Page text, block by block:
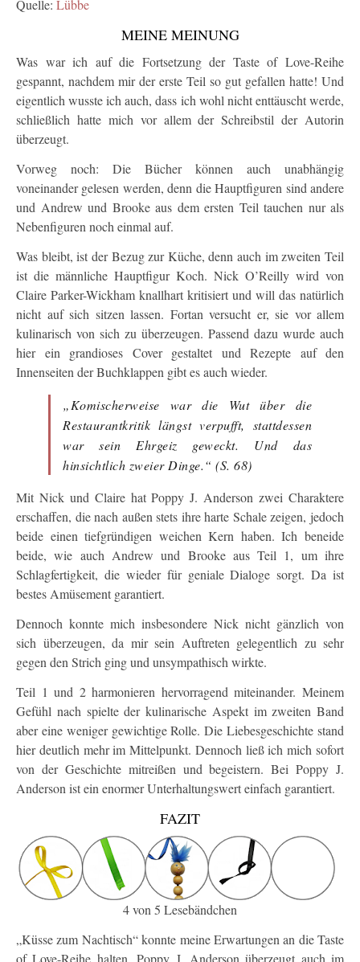
Quelle: Lübbe
MEINE MEINUNG
Was war ich auf die Fortsetzung der Taste of Love-Reihe
gespannt, nachdem mir der erste Teil so gut gefallen hatte! Und
eigentlich wusste ich auch, dass ich wohl nicht enttäuscht werde,
schließlich hatte mich vor allem der Schreibstil der Autorin
überzeugt.
Vorweg noch: Die Bücher können auch unabhängig
voneinander gelesen werden, denn die Hauptfiguren sind andere
und Andrew und Brooke aus dem ersten Teil tauchen nur als
Nebenfiguren noch einmal auf.
Was bleibt, ist der Bezug zur Küche, denn auch im zweiten Teil
ist die männliche Hauptfigur Koch. Nick O’Reilly wird von
Claire Parker-Wickham knallhart kritisiert und will das natürlich
nicht auf sich sitzen lassen. Fortan versucht er, sie vor allem
kulinarisch von sich zu überzeugen. Passend dazu wurde auch
hier ein grandioses Cover gestaltet und Rezepte auf den
Innenseiten der Buchklappen gibt es auch wieder.
„Komischerweise war die Wut über die
Restaurantkritik längst verpufft, stattdessen
war sein Ehrgeiz geweckt. Und das
hinsichtlich zweier Dinge.“ (S. 68)
Mit Nick und Claire hat Poppy J. Anderson zwei Charaktere
erschaffen, die nach außen stets ihre harte Schale zeigen, jedoch
beide einen tiefgründigen weichen Kern haben. Ich beneide
beide, wie auch Andrew und Brooke aus Teil 1, um ihre
Schlagfertigkeit, die wieder für geniale Dialoge sorgt. Da ist
bestes Amüsement garantiert.
Dennoch konnte mich insbesondere Nick nicht gänzlich von
sich überzeugen, da mir sein Auftreten gelegentlich zu sehr
gegen den Strich ging und unsympathisch wirkte.
Teil 1 und 2 harmonieren hervorragend miteinander. Meinem
Gefühl nach spielte der kulinarische Aspekt im zweiten Band
aber eine weniger gewichtige Rolle. Die Liebesgeschichte stand
hier deutlich mehr im Mittelpunkt. Dennoch ließ ich mich sofort
von der Geschichte mitreißen und begeistern. Bei Poppy J.
Anderson ist ein enormer Unterhaltungswert einfach garantiert.
FAZIT
4 von 5 Lesebändchen
„Küsse zum Nachtisch“ konnte meine Erwartungen an die Taste